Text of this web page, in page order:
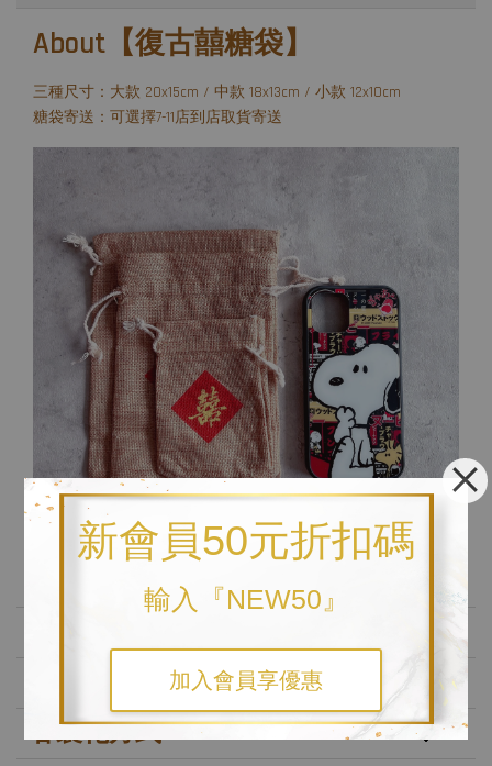
新會員50元折扣碼
輸入『NEW50』
加入會員享優惠
About【復古囍糖袋】
三種尺寸：大款 20x15cm / 中款 18x13cm / 小款 12x10cm
糖袋寄送：可選擇7-11店到店取貨寄送
客製化方式